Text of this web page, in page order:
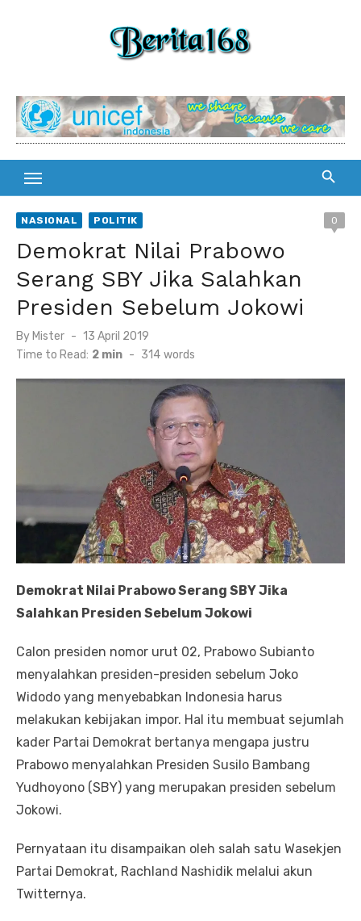
NASIONAL POLITIK 0
Demokrat Nilai Prabowo
Serang SBY Jika Salahkan
Presiden Sebelum Jokowi
By Mister
Posted
on
13 April 2019
Time to Read: 2 min - 314 words
Demokrat Nilai Prabowo Serang SBY Jika
Salahkan Presiden Sebelum Jokowi
Calon presiden nomor urut 02, Prabowo Subianto
menyalahkan presiden-presiden sebelum Joko
Widodo yang menyebabkan Indonesia harus
melakukan kebijakan impor. Hal itu membuat sejumlah
kader Partai Demokrat bertanya mengapa justru
Prabowo menyalahkan Presiden Susilo Bambang
Yudhoyono (SBY) yang merupakan presiden sebelum
Jokowi.
Pernyataan itu disampaikan oleh salah satu Wasekjen
Partai Demokrat, Rachland Nashidik melalui akun
Twitternya.